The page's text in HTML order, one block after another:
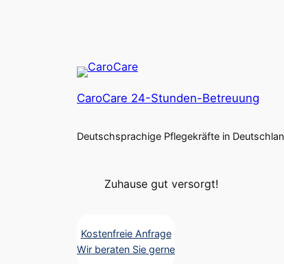
CaroCare 24-Stunden-Betreuung
Deutschsprachige Pflegekräfte in
Zuhause gut versorgt!
Kostenfreie Anfrage
Wir beraten Sie gerne